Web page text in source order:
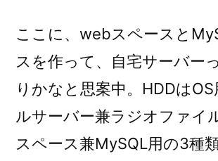
ここに、webスペースと
スを作って、自宅サーバー
りかなと思案中。HDDはOS
ルサーバー兼ラジオファイ
スペース兼MySQL用の3種類